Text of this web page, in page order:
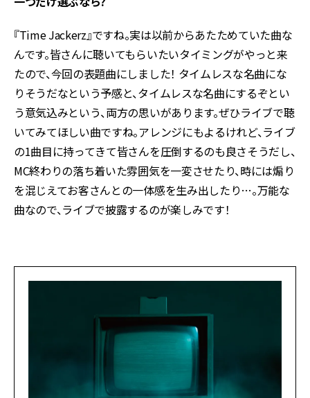
『Time Jackerz』ですね。実は以前からあたためていた曲な
んです。皆さんに聴いてもらいたいタイミングがやっと来
たので、今回の表題曲にしました！ タイムレスな名曲にな
りそうだなという予感と、タイムレスな名曲にするぞとい
う意気込みという、両方の思いがあります。ぜひライブで聴
いてみてほしい曲ですね。アレンジにもよるけれど、ライブ
の1曲目に持ってきて皆さんを圧倒するのも良さそうだし、
MC終わりの落ち着いた雰囲気を一変させたり、時には煽り
を混じえてお客さんとの一体感を生み出したり…。万能な
曲なので、ライブで披露するのが楽しみです！